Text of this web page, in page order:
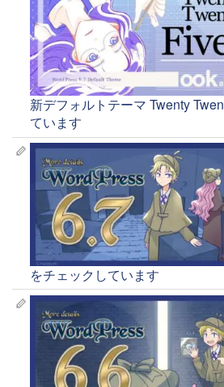
新デフォルトテーマ Twenty
ています
をチェックしています